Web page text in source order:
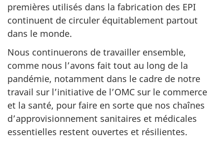
premières utilisés dans la fabrication des EPI
continuent de circuler équitablement partout
dans le monde.
Nous continuerons de travailler ensemble,
comme nous l’avons fait tout au long de la
pandémie, notamment dans le cadre de notre
travail sur l’initiative de l’OMC sur le commerce
et la santé, pour faire en sorte que nos chaînes
d’approvisionnement sanitaires et médicales
essentielles restent ouvertes et résilientes.